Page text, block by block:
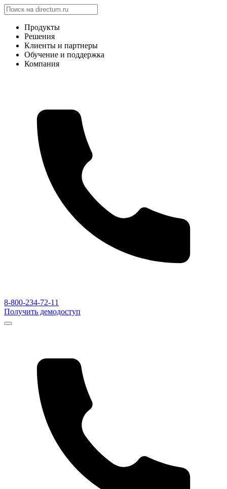
Продукты
Решения
Клиенты и партнеры
Обучение и поддержка
Компания
8-800-234-72-11
Получить демодоступ